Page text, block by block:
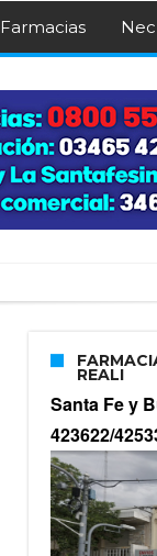
Farmacias
REALI
Santa Fe y
423622/